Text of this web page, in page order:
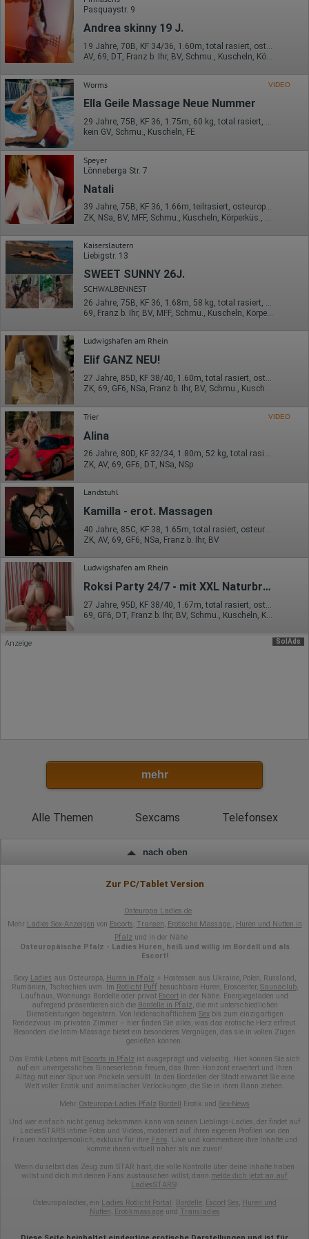
erstellt werden. Diese Informationen wird Google gegebenenfalls
auch an Dritte übertragen, sofern dies gesetzlich
vorgeschrieben wird oder, soweit Dritte diese Daten im Auftrag
von Google verarbeiten. Die IP-Adresse der Nutzer wird von
Google innerhalb von Mitgliedstaaten der Europäischen Union
oder in anderen Vertragsstaaten des Abkommens über den
Daten anonym erhoben werden. Nur in Ausnahmefällen wird die
volle IP-Adresse an einen Server von Google in den USA
übertragen und dort gekürzt. Die von dem Browser des Nutzers
übermittelte IP-Adresse wird nicht mit anderen Daten von Google
zusammengeführt.
Erhobene Informationen zum Besucherverhalten sind folgende:
Herkunft (Land und Stadt)
Sprache
Betriebssystem
Gerät (PC, Tablet-PC oder Smartphone)
Browser und alle verwendeten Add-ons
Auflösung des Computers
Besucherquelle (Facebook, Suchmaschine oder
verweisende Webseite)
Welche Dateien wurden heruntergeladen?
Welche Videos angeschaut?
Wurden Werbebanner angeklickt?
Wohin ging der Besucher? Klickte er auf weitere Seiten des
Portals oder hat er sie komplett verlassen?
Wie lange blieb der Besucher?
Ort der Verarbeitung:
Europäische Union & USA
Hotjar
Wir nutzen Hotjar als Webanalysedient. Es wird verwendet, um
Daten über das Benutzerverhalten zu sammeln. Hotjar kann
auch im Rahmen von Umfragen und Feedbackfunktionen, die
auf unserer Website eingebunden sind, von Ihnen bereitgestellte
Informationen verarbeiten.
Herausgeber:
Hotjar Limited, Malta
Erhobene Daten:
Datum und Uhrzeit des Besuchs
Gerätetyp
Geografischer Standort
IP-Adresse
Mausbewegungen
Besuchte Seiten
Referrer URL
Bildschirmauflösung
Eindeutige Gerätekennung
Sprachinformationen
Gerätebestriebssystem
Browser-Typ
Domain-Name
Pasquaystr. 9
Andrea skinny 19 J.
AV, 69, DT, Franz b. Ihr, BV, Schmu., Kuscheln, Körperküs.
Worms VIDEO
Ella Geile Massage Neue Nummer
29 Jahre, 75B, KF 36, 1.75m, 60 kg, total rasiert, osteuropäisch
kein GV, Schmu., Kuscheln, FE
Speyer
Lönneberga Str. 7
Natali
39 Jahre, 75B, KF 36, 1.66m, teilrasiert, osteuropäisch
Kaiserslautern
Liebigstr. 13
SWEET SUNNY 26J.
SCHWALBENNEST
69, Franz b. Ihr, BV, MFF, Schmu., Kuscheln, Körperküs., AV b. Ihm
Ludwigshafen am Rhein
Elif GANZ NEU!
27 Jahre, 85D, KF 38/40, 1.60m, total rasiert, osteuropäisch
ZK, 69, GF6, NSa, Franz b. Ihr, BV, Schmu., Kuscheln
Trier VIDEO
Alina
26 Jahre, 80D, KF 32/34, 1.80m, 52 kg, total rasiert, osteuropäisch
ZK, AV, 69, GF6, DT, NSa, NSp
Landstuhl
Kamilla - erot. Massagen
ZK, AV, 69, GF6, NSa, Franz b. Ihr, BV
Ludwigshafen am Rhein
Roksi Party 24/7 - mit XXL Naturbruste
27 Jahre, 95D, KF 38/40, 1.67m, total rasiert, osteuropäisch
69, GF6, DT, Franz b. Ihr, BV, Schmu., Kuscheln, Körperküs.
SolAds
Anzeige
mehr
Alle Themen Sexcams Telefonsex
nach oben
Zur PC/Tablet Version
Osteuropa Ladies.de
Mehr Ladies Sex-Anzeigen von Escorts, Transen, Erotische Massage , Huren und Nutten in
Pfalz und in der Nähe
Osteuropäische Pfalz - Ladies Huren, heiß und willig im Bordell und als
Escort!
Sexy Ladies aus Osteuropa, Huren in Pfalz+ Hostessen aus Ukraine, Polen, Russland,
Rumänien, Tschechien uvm. Im Rotlicht Puff besuchbare Huren, Eroscenter, Saunaclub,
Laufhaus, Wohnungs Bordelle oder privat Escort in der Nähe. Energiegeladen und
aufregend präsentieren sich die Bordelle in Pfalz, die mit unterschiedlichen
Dienstleistungen begeistern. Von leidenschaftlichem Sexbis zum einzigartigen
Rendezvous im privaten Zimmer – hier finden Sie alles, was das erotische Herz erfreut.
Besonders die Intim-Massage bietet ein besonderes Vergnügen, das sie in vollen Zügen
genießen können.
Das Erotik-Lebens mit Escorts in Pfalz ist ausgeprägt und vielseitig. Hier können Sie sich
auf ein unvergessliches Sinneserlebnis freuen, das Ihren Horizont erweitert und Ihren
Alltag mit einer Spur von Prickeln versüßt. In den Bordellen der Stadt erwartet Sie eine
Welt voller Erotik und animalischer Verlockungen, die Sie in ihren Bann ziehen.
Mehr Osteuropa-Ladies Pfalz Bordell Erotik und Sex-News
Und wer einfach nicht genug bekommen kann von seinen Lieblings-Ladies, der findet auf
LadiesSTARS intime Fotos und Videos, moderiert auf ihren eigenen Profilen von den
Frauen höchstpersönlich, exklusiv für ihre Fans . Like und kommentiere ihre Inhalte und
komme ihnen virtuell näher als nie zuvor!
Wenn du selbst das Zeug zum STAR hast, die volle Kontrolle über deine Inhalte haben
willst und dich mit deinen Fans austauschen willst, dann melde dich jetzt an auf
LadiesSTARS!
Osteuropaladies, ein Ladies Rotlicht Portal Bordelle, Escort Sex, Huren und
Nutten, Erotikmassageund Transladies